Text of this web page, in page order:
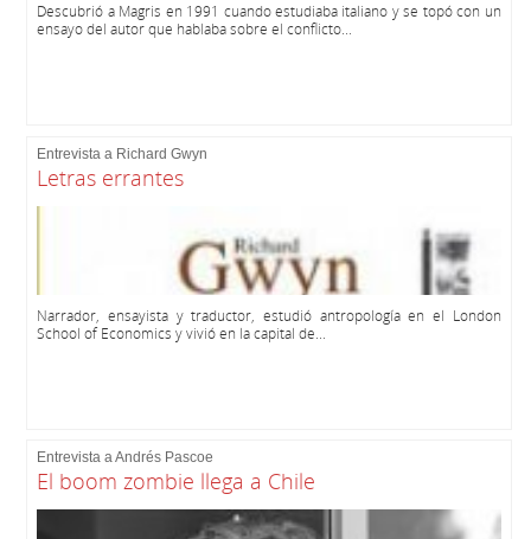
Descubrió a Magris en 1991 cuando estudiaba italiano y se topó con un
ensayo del autor que hablaba sobre el conflicto...
Entrevista a Richard Gwyn
Letras errantes
Narrador, ensayista y traductor, estudió antropología en el London
School of Economics y vivió en la capital de...
Entrevista a Andrés Pascoe
El boom zombie llega a Chile